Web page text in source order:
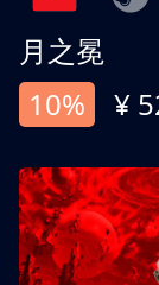
月之冕
10%
¥